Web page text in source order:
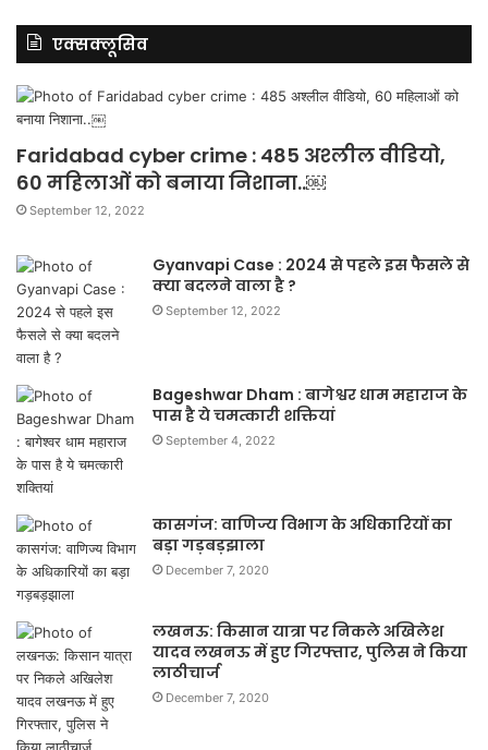
एक्सक्लूसिव
Faridabad cyber crime : 485 अश्लील वीडियो,
60 महिलाओं को बनाया निशाना..￼
September 12, 2022
Gyanvapi Case : 2024 से पहले इस फैसले से
क्या बदलने वाला है ?
September 12, 2022
Bageshwar Dham : बागेश्वर धाम महाराज के
पास है ये चमत्कारी शक्तियां
September 4, 2022
कासगंज: वाणिज्य विभाग के अधिकारियों का
बड़ा गड़बड़झाला
December 7, 2020
लखनऊ: किसान यात्रा पर निकले अखिलेश
यादव लखनऊ में हुए गिरफ्तार, पुलिस ने किया
लाठीचार्ज
December 7, 2020